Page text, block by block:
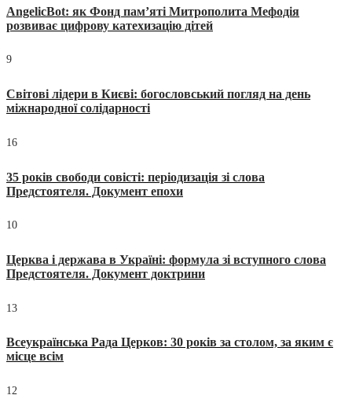
AngelicBot: як Фонд пам’яті Митрополита Мефодія
розвиває цифрову катехизацію дітей
9
Світові лідери в Києві: богословський погляд на день
міжнародної солідарності
16
35 років свободи совісті: періодизація зі слова
Предстоятеля. Документ епохи
10
Церква і держава в Україні: формула зі вступного слова
Предстоятеля. Документ доктрини
13
Всеукраїнська Рада Церков: 30 років за столом, за яким є
місце всім
12